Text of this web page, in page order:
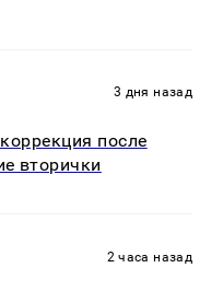
3 дня назад
после
вторички
2 часа назад